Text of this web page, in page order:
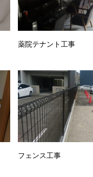
薬院テナント工事
フェンス工事